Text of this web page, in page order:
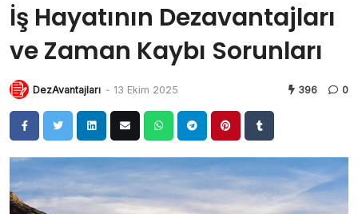
İş Hayatının Dezavantajları
ve Zaman Kaybı Sorunları
DezAvantajları - 13 Ekim 2025 396 0